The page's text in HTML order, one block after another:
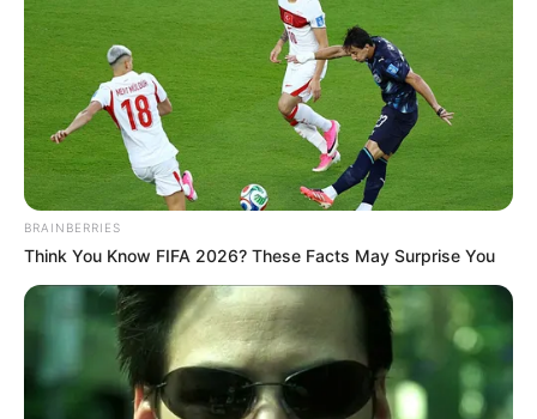
BRAINBERRIES
Think You Know FIFA 2026? These Facts May Surprise You